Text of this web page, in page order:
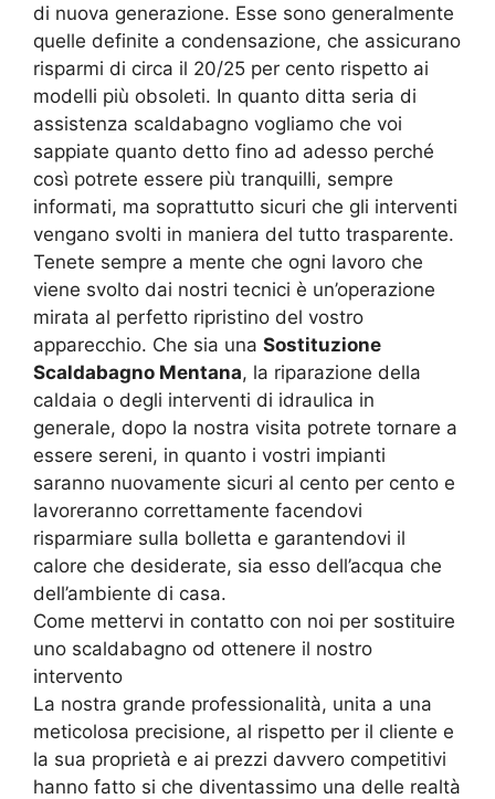
di nuova generazione. Esse sono generalmente
quelle definite a condensazione, che assicurano
risparmi di circa il 20/25 per cento rispetto ai
modelli più obsoleti. In quanto ditta seria di
assistenza scaldabagno vogliamo che voi
sappiate quanto detto fino ad adesso perché
così potrete essere più tranquilli, sempre
informati, ma soprattutto sicuri che gli interventi
vengano svolti in maniera del tutto trasparente.
Tenete sempre a mente che ogni lavoro che
viene svolto dai nostri tecnici è un’operazione
mirata al perfetto ripristino del vostro
apparecchio. Che sia una Sostituzione
Scaldabagno Mentana, la riparazione della
caldaia o degli interventi di idraulica in
generale, dopo la nostra visita potrete tornare a
essere sereni, in quanto i vostri impianti
saranno nuovamente sicuri al cento per cento e
lavoreranno correttamente facendovi
risparmiare sulla bolletta e garantendovi il
calore che desiderate, sia esso dell’acqua che
dell’ambiente di casa.
Come mettervi in contatto con noi per sostituire
uno scaldabagno od ottenere il nostro
intervento
La nostra grande professionalità, unita a una
meticolosa precisione, al rispetto per il cliente e
la sua proprietà e ai prezzi davvero competitivi
hanno fatto si che diventassimo una delle realtà